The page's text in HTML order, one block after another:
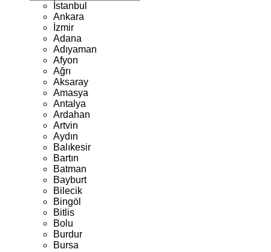
İstanbul
Ankara
İzmir
Adana
Adıyaman
Afyon
Ağrı
Aksaray
Amasya
Antalya
Ardahan
Artvin
Aydın
Balıkesir
Bartın
Batman
Bayburt
Bilecik
Bingöl
Bitlis
Bolu
Burdur
Bursa